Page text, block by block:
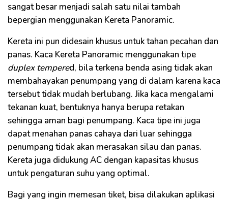
sangat besar menjadi salah satu nilai tambah
bepergian menggunakan Kereta Panoramic.
Kereta ini pun didesain khusus untuk tahan pecahan dan
panas. Kaca Kereta Panoramic menggunakan tipe
duplex tempered, bila terkena benda asing tidak akan
membahayakan penumpang yang di dalam karena kaca
tersebut tidak mudah berlubang. Jika kaca mengalami
tekanan kuat, bentuknya hanya berupa retakan
sehingga aman bagi penumpang. Kaca tipe ini juga
dapat menahan panas cahaya dari luar sehingga
penumpang tidak akan merasakan silau dan panas.
Kereta juga didukung AC dengan kapasitas khusus
untuk pengaturan suhu yang optimal.
Bagi yang ingin memesan tiket, bisa dilakukan aplikasi